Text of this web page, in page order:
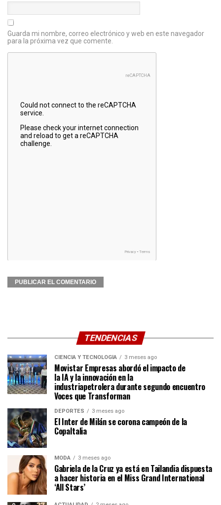
Guarda mi nombre, correo electrónico y web en este navegador
para la próxima vez que comente.
TENDENCIAS
CIENCIA Y TECNOLOGÍA 3 meses ago
Movistar Empresas abordó el impacto de
la IA y la innovación en la
industriapetrolera durante segundo encuentro
Voces que Transforman
DEPORTES 3 meses ago
El Inter de Milán se corona campeón de la
CopaItalia
MODA 3 meses ago
Gabriela de la Cruz ya está en Tailandia dispuesta
a hacer historia en el Miss Grand International
‘All Stars’